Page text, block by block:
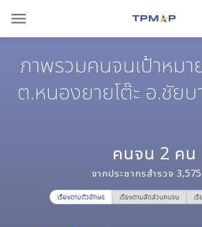
menu
ภาพรวมคนจนเป้าหม
ต.หนองยายโต๊ะ อ.ชัย
คนจน 2 คน
จากประชากรสำรวจ 3,575
เรียงตามตัวอักษร เรียงตามสัดส่วนคนจน เ